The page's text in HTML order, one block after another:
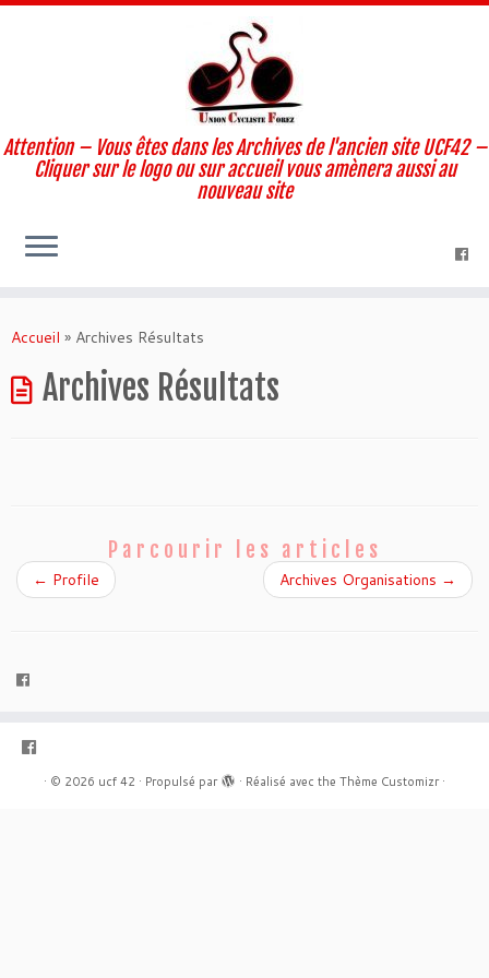
to
Attention – Vous êtes dans les Archives de l'ancien site UCF42 –
Cliquer sur le logo ou sur accueil vous amènera aussi au
nouveau site
Accueil » Archives Résultats
Archives Résultats
Parcourir les articles
← Profile Archives Organisations →
· © 2026 ucf 42 · Propulsé par · Réalisé avec the Thème Customizr·